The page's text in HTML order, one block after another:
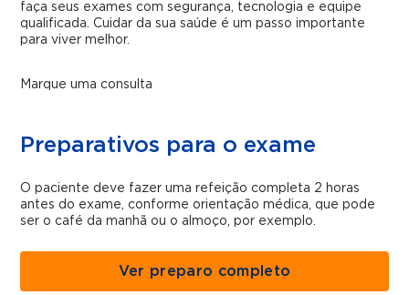
faça seus exames com segurança, tecnologia e equipe
qualificada. Cuidar da sua saúde é um passo importante
para viver melhor.
Marque uma consulta
Preparativos para o exame
O paciente deve fazer uma refeição completa 2 horas
antes do exame, conforme orientação médica, que pode
ser o café da manhã ou o almoço, por exemplo.
Ver preparo completo